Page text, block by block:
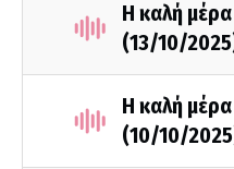
Η καλή
(13/10/
Η καλή
(10/10/